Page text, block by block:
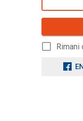
Rimani